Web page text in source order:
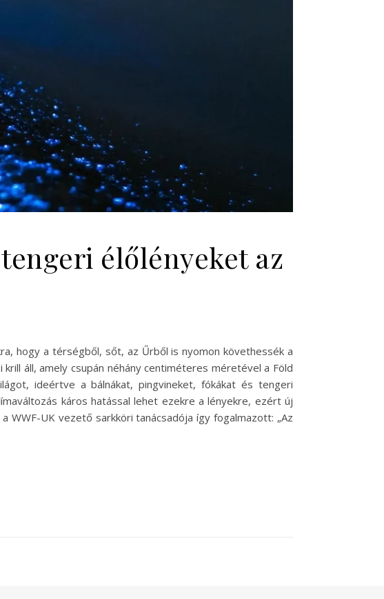
élőlényeket az
hogy a térségből, sőt, az Űrből is nyomon követhessék a
áll, amely csupán néhány centiméteres méretével a Föld
ideértve a bálnákat, pingvineket, fókákat és tengeri
káros hatással lehet ezekre a lényekre, ezért új
WWF-UK vezető sarkköri tanácsadója így fogalmazott: „Az